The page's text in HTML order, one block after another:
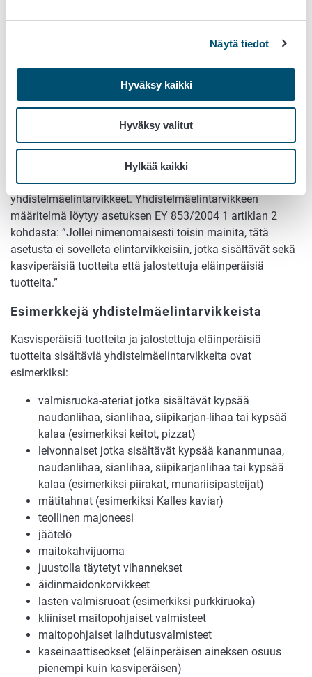
Näytä tiedot
Hyväksy kaikki
Hyväksy valitut
Hylkää kaikki
kokonaisista hyönteisistä jauhettuja tai rouhittuja
hunaja.
Yhdistelmäelintarvikkeet
Elintarvikkeet, jotka sisältävät sekä kasviperäisiä tuotteita
että jalostettuja eläinperäisiä tuotteita, eivät ole
eläinperäisiä elintarvikkeita, vaan elintarvikkeita, joista
tässä yhteydessä käytetään nimitystä
yhdistelmäelintarvikkeet. Yhdistelmäelintarvikkeen
määritelmä löytyy asetuksen EY 853/2004 1 artiklan 2
kohdasta: ”Jollei nimenomaisesti toisin mainita, tätä
asetusta ei sovelleta elintarvikkeisiin, jotka sisältävät sekä
kasviperäisiä tuotteita että jalostettuja eläinperäisiä
tuotteita.”
Esimerkkejä yhdistelmäelintarvikkeista
Kasvisperäisiä tuotteita ja jalostettuja eläinperäisiä
tuotteita sisältäviä yhdistelmäelintarvikkeita ovat
esimerkiksi:
valmisruoka-ateriat jotka sisältävät kypsää
naudanlihaa, sianlihaa, siipikarjan-lihaa tai kypsää
kalaa (esimerkiksi keitot, pizzat)
leivonnaiset jotka sisältävät kypsää kananmunaa,
naudanlihaa, sianlihaa, siipikarjanlihaa tai kypsää
kalaa (esimerkiksi piirakat, munariisipasteijat)
mätitahnat (esimerkiksi Kalles kaviar)
teollinen majoneesi
jäätelö
maitokahvijuoma
juustolla täytetyt vihannekset
äidinmaidonkorvikkeet
lasten valmisruoat (esimerkiksi purkkiruoka)
kliiniset maitopohjaiset valmisteet
maitopohjaiset laihdutusvalmisteet
kaseinaattiseokset (eläinperäisen aineksen osuus
pienempi kuin kasviperäisen)